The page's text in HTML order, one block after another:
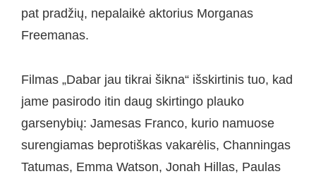
pat pradžių, nepalaikė aktorius Morganas
Freemanas.
Filmas „Dabar jau tikrai šikna“ išskirtinis tuo, kad
jame pasirodo itin daug skirtingo plauko
garsenybių: Jamesas Franco, kurio namuose
surengiamas beprotiškas vakarėlis, Channingas
Tatumas, Emma Watson, Jonah Hillas, Paulas